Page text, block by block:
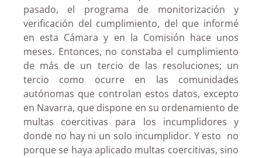
pasado, el programa de monitorización y
verificación del cumplimiento, del que informé
en esta Cámara y en la Comisión hace unos
meses. Entonces, no constaba el cumplimiento
de más de un tercio de las resoluciones; un
tercio como ocurre en las comunidades
autónomas que controlan estos datos, excepto
en Navarra, que dispone en su ordenamiento de
multas coercitivas para los incumplidores y
donde no hay ni un solo incumplidor. Y esto no
porque se haya aplicado multas coercitivas, sino